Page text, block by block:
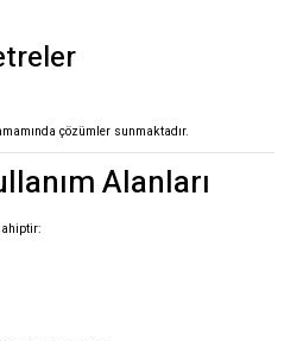
çözümler sunmaktadır.
Alanları